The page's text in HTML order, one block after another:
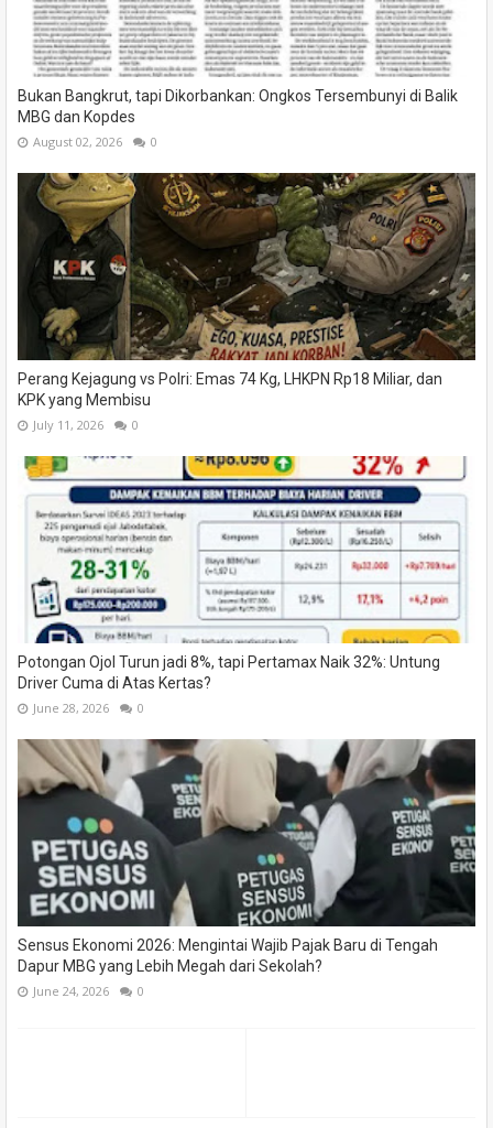
Bukan Bangkrut, tapi Dikorbankan: Ongkos Tersembunyi di Balik
MBG dan Kopdes
August 02, 2026 0
Perang Kejagung vs Polri: Emas 74 Kg, LHKPN Rp18 Miliar, dan
KPK yang Membisu
July 11, 2026 0
Potongan Ojol Turun jadi 8%, tapi Pertamax Naik 32%: Untung
Driver Cuma di Atas Kertas?
June 28, 2026 0
Sensus Ekonomi 2026: Mengintai Wajib Pajak Baru di Tengah
Dapur MBG yang Lebih Megah dari Sekolah?
June 24, 2026 0